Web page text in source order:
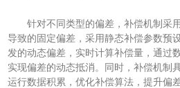
针对不同类型的偏差，补偿机制采
导致的固定偏差，采用静态补偿参数预
发的动态偏差，实时计算补偿量，通过
实现偏差的动态抵消。同时，补偿机制
运行数据积累，优化补偿算法，提升偏